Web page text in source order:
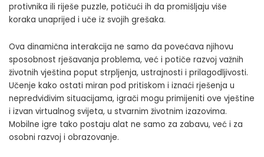
protivnika ili riješe puzzle, potičući ih da promišljaju više
koraka unaprijed i uče iz svojih grešaka.
Ova dinamična interakcija ne samo da povećava njihovu
sposobnost rješavanja problema, već i potiče razvoj važnih
životnih vještina poput strpljenja, ustrajnosti i prilagodljivosti.
Učenje kako ostati miran pod pritiskom i iznaći rješenja u
nepredvidivim situacijama, igrači mogu primijeniti ove vještine
i izvan virtualnog svijeta, u stvarnim životnim izazovima.
Mobilne igre tako postaju alat ne samo za zabavu, već i za
osobni razvoj i obrazovanje.